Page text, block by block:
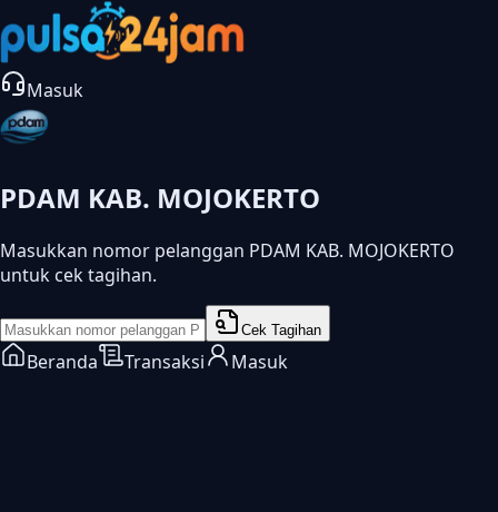
Masuk
PDAM KAB. MOJOKERTO
Masukkan nomor pelanggan PDAM KAB. MOJOKERTO
untuk cek tagihan.
Cek Tagihan
Beranda Transaksi Masuk